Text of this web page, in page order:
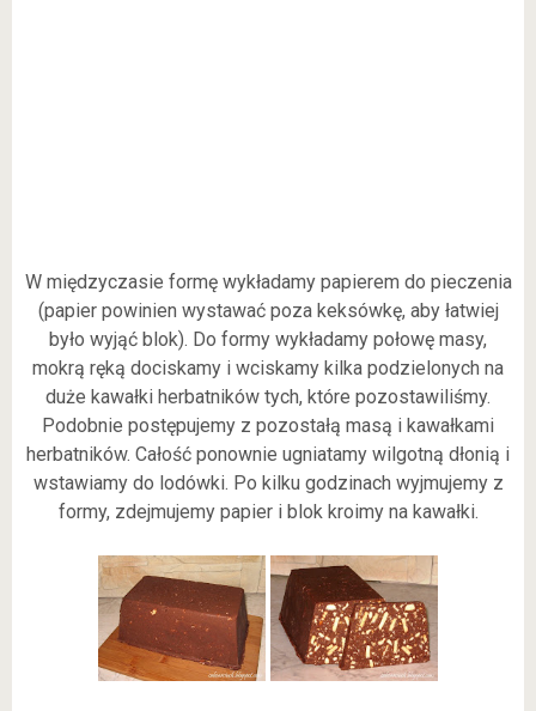
W międzyczasie formę wykładamy papierem do pieczenia
(papier powinien wystawać poza keksówkę, aby łatwiej
było wyjąć blok). Do formy wykładamy połowę masy,
mokrą ręką dociskamy i wciskamy kilka podzielonych na
duże kawałki herbatników tych, które pozostawiliśmy.
Podobnie postępujemy z pozostałą masą i kawałkami
herbatników. Całość ponownie ugniatamy wilgotną dłonią i
wstawiamy do lodówki. Po kilku godzinach wyjmujemy z
formy, zdejmujemy papier i blok kroimy na kawałki.